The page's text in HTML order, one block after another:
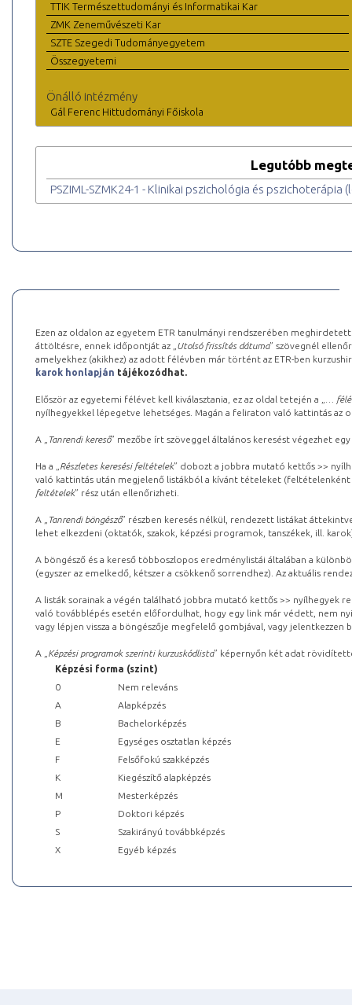
TTIK Természettudományi és Informatikai Kar
ZMK Zeneművészeti Kar
SZTE Szegedi Tudományegyetem
Összegyetemi
Önálló intézmény
Gál Ferenc Hittudományi Főiskola
Legutóbb
PSZIML-SZMK24-1 - Klinikai pszichológia és pszichoterápia
Ezen az oldalon az egyetem ETR tanulmányi rendszerében
áttöltésre, ennek időpontját az „ Utolsó frissítés dátuma” szövegnél
amelyekhez (akikhez) az adott félévben már történt az ETR-ben
karok honlapján tájékozódhat.
Először az egyetemi félévet kell kiválasztania, ez az oldal tetején a „
…
nyílhegyekkel lépegetve lehetséges. Magán a feliraton való kattintás az
A „ Tanrendi kereső” mezőbe írt szöveggel általános keresést végezhet
Ha a „ Részletes keresési feltételek” dobozt a jobbra mutató kettős >>
való kattintás után megjelenő listákból a kívánt tételeket (feltételenként
feltételek” rész után ellenőrizheti.
A „ Tanrendi böngésző” részben keresés nélkül, rendezett listákat
lehet elkezdeni (oktatók, szakok, képzési programok, tanszékek, ill.
A böngésző és a kereső többoszlopos eredménylistái általában a
(egyszer az emelkedő, kétszer a csökkenő sorrendhez). Az aktuális
A listák sorainak a végén található jobbra mutató kettős >> nyílhegyek
való továbblépés esetén előfordulhat, hogy egy link már védett, nem
vagy lépjen vissza a böngészője megfelelő gombjával, vagy
A „ Képzési programok szerinti kurzuskódlista” képernyőn két adat
Képzési forma (szint)
0
Nem releváns
A
Alapképzés
B
Bachelorképzés
E
Egységes osztatlan képzés
F
Felsőfokú szakképzés
K
Kiegészítő alapképzés
M
Mesterképzés
P
Doktori képzés
S
Szakirányú továbbképzés
X
Egyéb képzés